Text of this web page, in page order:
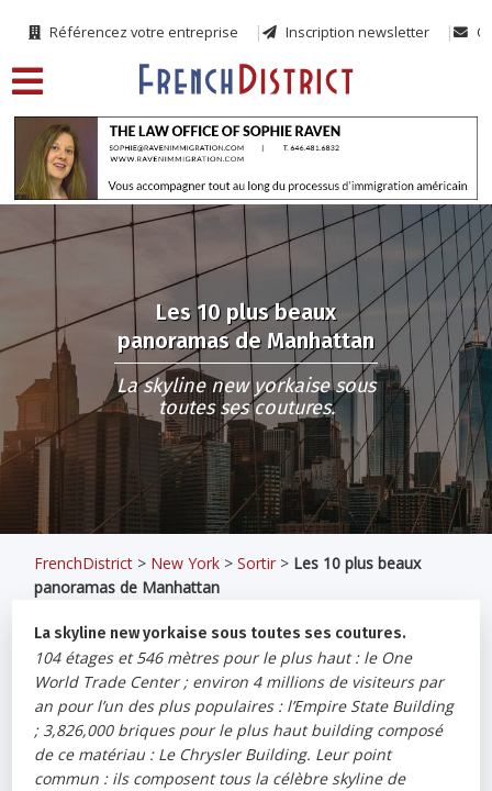
Référencez votre entreprise Inscription newsletter
Les 10 plus beaux
panoramas de Manhattan
La skyline new yorkaise sous
toutes ses coutures.
FrenchDistrict > New York >Sortir > Les 10 plus beaux
panoramas de Manhattan
La skyline new yorkaise sous toutes ses coutures.
104 étages et 546 mètres pour le plus haut : le One
World Trade Center ; environ 4 millions de visiteurs par
an pour l’un des plus populaires : l’Empire State Building
; 3,826,000 briques pour le plus haut building composé
de ce matériau : Le Chrysler Building. Leur point
commun : ils composent tous la célèbre skyline de